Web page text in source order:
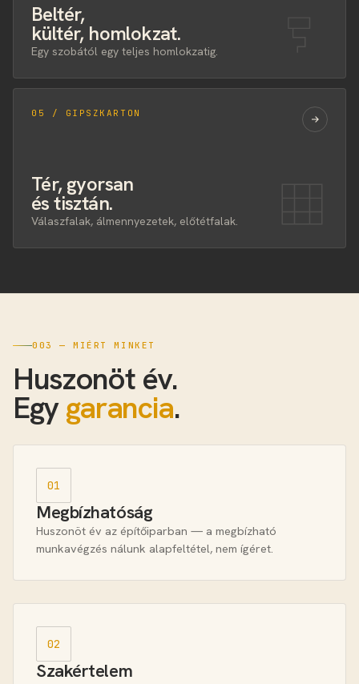
Beltér,
kültér, homlokzat.
Egy szobától egy teljes homlokzatig.
05 / GIPSZKARTON
Tér, gyorsan
és tisztán.
Válaszfalak, álmennyezetek, előtétfalak.
003 — MIÉRT MINKET
Huszonöt év.
Egygarancia.
01
Megbízhatóság
Huszonöt év az építőiparban — a megbízható
munkavégzés nálunk alapfeltétel, nem ígéret.
02
Szakértelem